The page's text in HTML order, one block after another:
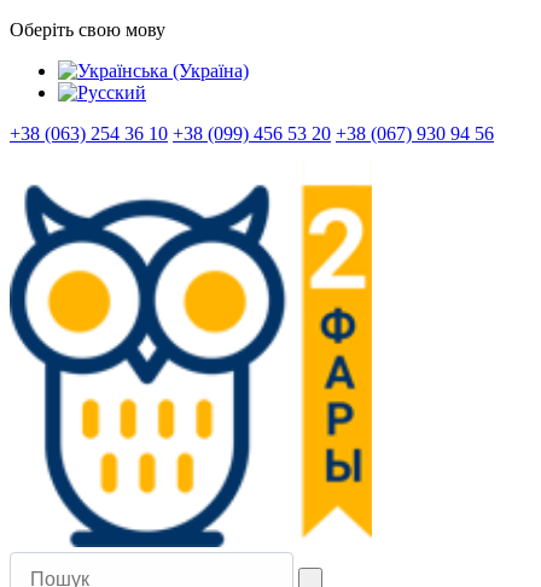
Оберіть свою мову
+38 (063) 254 36 10 +38 (099) 456 53 20 +38 (067) 930 94 56